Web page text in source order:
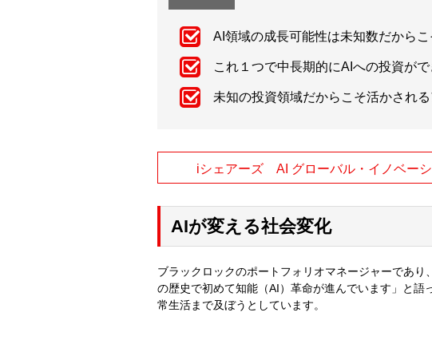
AI領域の成長可能性は未知数だから
これ１つで中長期的にAIへの投資がで
未知の投資領域だからこそ活かされ
iシェアーズ AI グローバル・イノベー
AIが変える社会変化
ブラックロックのポートフォリオマネージャーであ
の歴史で初めて知能（AI）革命が進んでいます」と
常生活まで及ぼうとしています。